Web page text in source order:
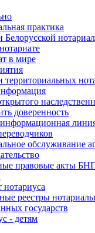
практика
Белорусской
в мире
территориальных
доверенность
обслуживание
правовые акты
нотариуса
реестры
государств
- детям